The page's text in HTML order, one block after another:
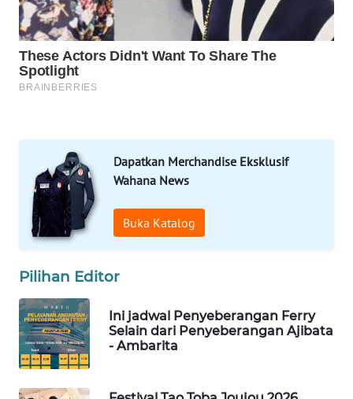
Dapatkan Merchandise Eksklusif
Wahana News
Buka Katalog
Pilihan Editor
Ini jadwal Penyeberangan Ferry
Selain dari Penyeberangan Ajibata
- Ambarita
METRO
MEDAN
NEWS
KRT
NEWS
KARING
NEWS
MARITIM
HUMBANG
NEWS